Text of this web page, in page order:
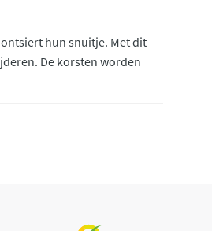
hun snuitje. Met dit
De korsten worden